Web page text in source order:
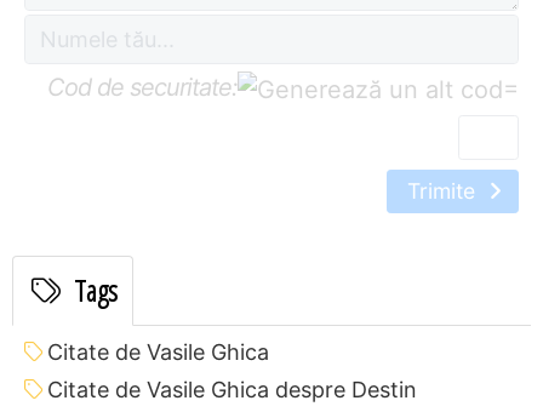
Cod de securitate: =
Trimite
Tags
Citate de Vasile Ghica
Citate de Vasile Ghica despre Destin